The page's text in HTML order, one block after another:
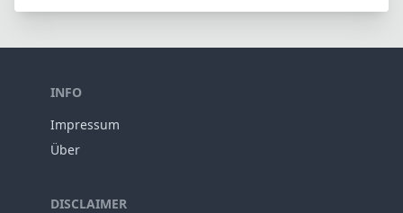
INFO
Impressum
Über
DISCLAIMER